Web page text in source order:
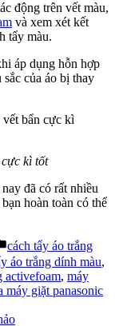
động trên vết màu,
và xem xét kết
tẩy màu.
áp dụng hỗn hợp
sắc của áo bị thay
kì tốt
đã có rất nhiều
hoàn toàn có thể
Posted
in
cách tẩy áo trắng
áo trắng dính màu,
activefoam, máy
máy giặt panasonic